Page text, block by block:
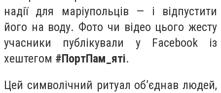
надії для маріупольців — і відпустити
його на воду. Фото чи відео цього жесту
учасники публікували у Facebook із
хештегом #ПортПам_яті.
Цей символічний ритуал об’єднав людей,